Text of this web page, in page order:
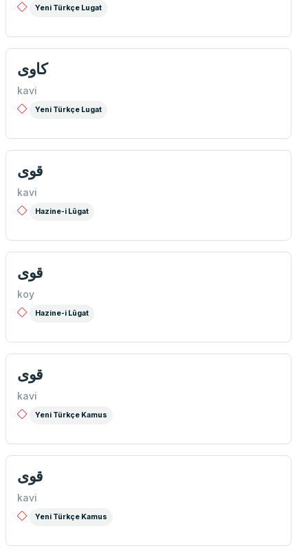
Yeni Türkçe Lugat
كاوی
kavi
Yeni Türkçe Lugat
قوی
kavi
Hazine-i Lûgat
قوی
koy
Hazine-i Lûgat
قوی
kavi
Yeni Türkçe Kamus
قوی
kavi
Yeni Türkçe Kamus